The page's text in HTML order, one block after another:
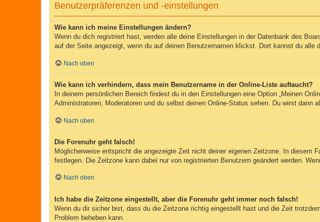
Benutzerpräferenzen und -einstellungen
Wie kann ich meine Einstellungen ändern?
Wenn du dich registriert hast, werden alle deine Einstellungen in der Datenbank des
auf der Seite angezeigt, wenn du auf deinen Benutzernamen klickst. Dort kannst du alle
Nach oben
Wie kann ich verhindern, dass mein Benutzername in der Online-Liste auftaucht?
In deinem persönlichen Bereich findest du in den Einstellungen eine Option „Meinen
Administratoren, Moderatoren und du selbst deinen Online-Status sehen. Du wirst dann
Nach oben
Die Forenuhr geht falsch!
Möglicherweise entspricht die angezeigte Zeit nicht deiner eigenen Zeitzone. In diesem
festlegen. Die Zeitzone kann dabei nur von registrierten Benutzern geändert werden.
Nach oben
Ich habe die Zeitzone eingestellt, aber die Forenuhr geht immer noch falsch!
Wenn du dir sicher bist, dass du die Zeitzone richtig eingestellt hast und die Zeit
Problem beheben kann.